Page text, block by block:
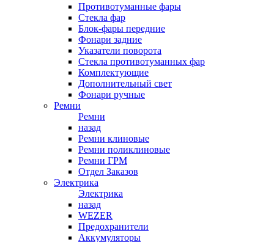
Противотуманные фары
Стекла фар
Блок-фары передние
Фонари задние
Указатели поворота
Стекла противотуманных фар
Комплектующие
Дополнительный свет
Фонари ручные
Ремни
Ремни
назад
Ремни клиновые
Ремни поликлиновые
Ремни ГРМ
Отдел Заказов
Электрика
Электрика
назад
WEZER
Предохранители
Аккумуляторы